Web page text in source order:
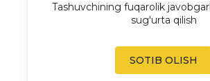
Tashuvchining fuqarolik
sug'urta qilish
SOTIB OLISH